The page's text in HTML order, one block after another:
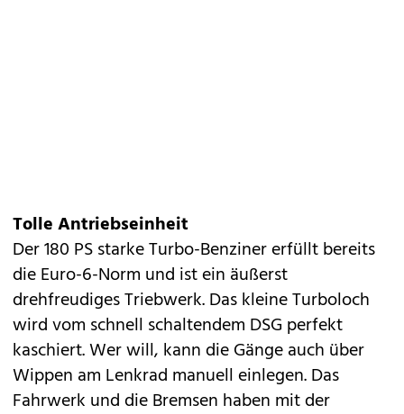
Tolle Antriebseinheit
Der 180 PS starke Turbo-Benziner erfüllt bereits
die Euro-6-Norm und ist ein äußerst
drehfreudiges Triebwerk. Das kleine Turboloch
wird vom schnell schaltendem DSG perfekt
kaschiert. Wer will, kann die Gänge auch über
Wippen am Lenkrad manuell einlegen. Das
Fahrwerk und die Bremsen haben mit der